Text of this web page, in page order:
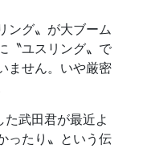
ング〟が大ブーム
〝ユスリング〟で
ません。いや厳密
武田君が最近よ
ったり〟という伝